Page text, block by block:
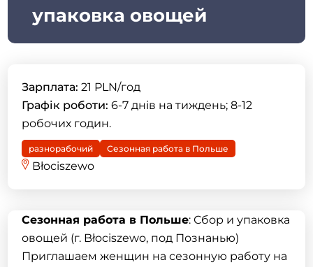
упаковка овощей
Зарплата: 21 PLN/год
Графік роботи: 6-7 днів на тиждень; 8-12
робочих годин.
разнорабочий Сезонная работа в Польше
Błociszewo
Сезонная работа в Польше: Сбор и упаковка
овощей (г. Błociszewo, под Познанью)
Приглашаем женщин на сезонную работу на